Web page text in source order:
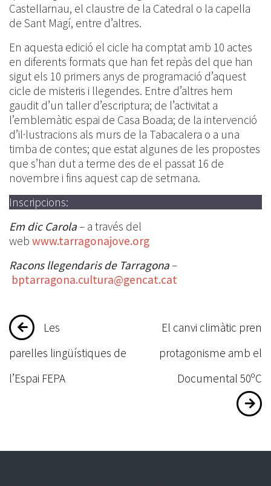
Castellarnau, el claustre de la Catedral o la capella
de Sant Magí, entre d’altres.
En aquesta edició el cicle ha comptat amb 10 actes
en diferents formats que han fet repàs del que han
sigut els 10 primers anys de programació d’aquest
cicle de misteris i llegendes. Entre d’altres hem
gaudit d’un taller d’escriptura; de l’activitat a
l’emblemàtic espai de Casa Boada; de la intervenció
d’il·lustracions als murs de la Tabacalera o a una
timba de contes; que estat algunes de les propostes
que s’han dut a terme des de el passat 16 de
novembre i fins aquest cap de setmana.
Inscripcions:
Em dic Carola– a través del
web www.tarragonajove.org
Racons llegendaris de Tarragona–
bptarragona.cultura@gencat.cat
Navegació
d'entrades
Les
parelles lingüístiques de
l’Espai FEPA
El canvi climàtic pren
protagonisme amb el
Documental 50ºC